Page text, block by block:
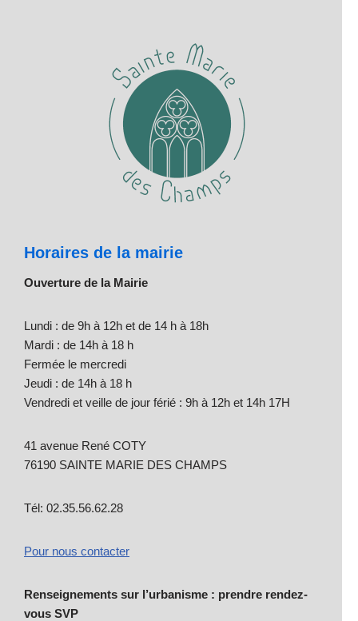
Horaires de la mairie
Ouverture de la Mairie
Lundi : de 9h à 12h et de 14 h à 18h
Mardi : de 14h à 18 h
Fermée le mercredi
Jeudi : de 14h à 18 h
Vendredi et veille de jour férié : 9h à 12h et 14h 17H
41 avenue René COTY
76190 SAINTE MARIE DES CHAMPS
Tél: 02.35.56.62.28
Pour nous contacter
Renseignements sur l’urbanisme : prendre rendez-
vous SVP